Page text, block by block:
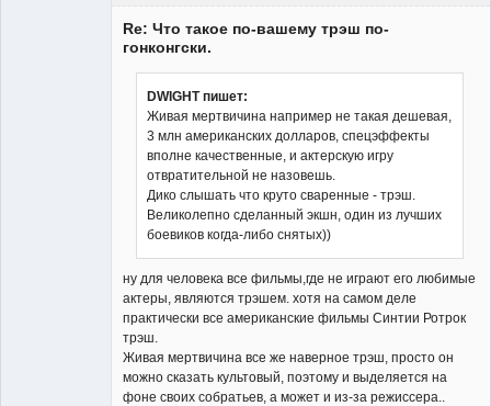
Re: Что такое по-вашему трэш по-
гонконгски.
DWIGHT пишет:
Живая мертвичина например не такая дешевая,
3 млн американских долларов, спецэффекты
вполне качественные, и актерскую игру
отвратительной не назовешь.
Дико слышать что круто сваренные - трэш.
Великолепно сделанный экшн, один из лучших
боевиков когда-либо снятых))
ну для человека все фильмы,где не играют его любимые
актеры, являются трэшем. хотя на самом деле
практически все американские фильмы Синтии Ротрок
трэш.
Живая мертвичина все же наверное трэш, просто он
можно сказать культовый, поэтому и выделяется на
фоне своих собратьев, а может и из-за режиссера..